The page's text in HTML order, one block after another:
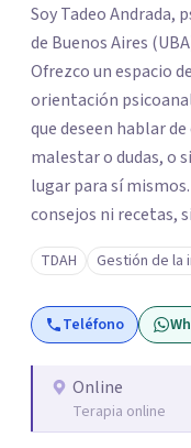
Soy Tadeo Andrada,
de Buenos Aires
Ofrezco un espacio
orientación
que deseen hablar
malestar o dudas, o
lugar para sí
consejos ni recetas,
quien puede decir de
malestar... En el
posibilidad de
parecía sin salida.
TDAH Gestión de la
Teléfono
Online
Terapia online